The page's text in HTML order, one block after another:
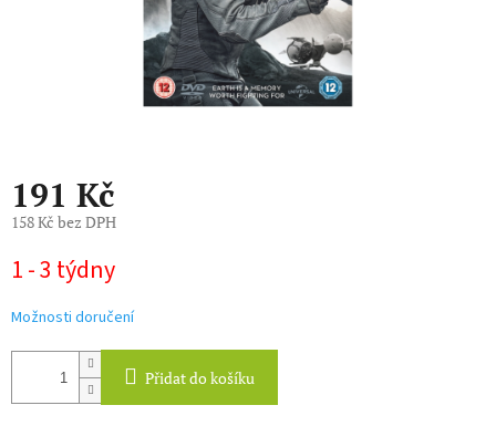
191 Kč
158 Kč bez DPH
cena:
1 - 3 týdny
Možnosti doručení
Přidat do košíku